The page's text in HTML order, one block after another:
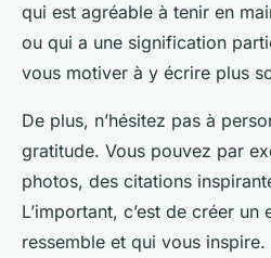
qui est agréable à tenir en
ou qui a une signification
vous motiver à y écrire plus
De plus, n’hésitez pas à
gratitude. Vous pouvez par
photos, des citations
L’important, c’est de créer un
ressemble et qui vous inspire.